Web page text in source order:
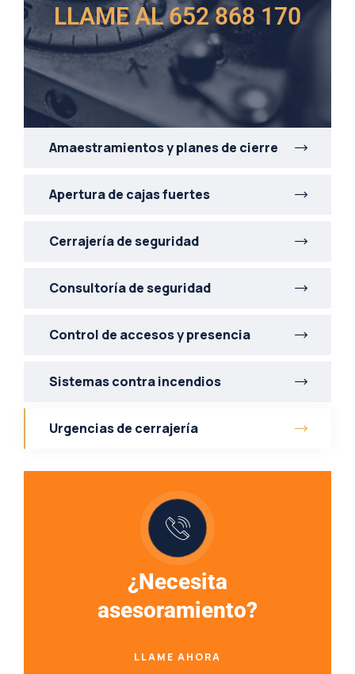
LLAME AL 652 868 170
Amaestramientos y planes de cierre
Apertura de cajas fuertes
Cerrajería de seguridad
Consultoría de seguridad
Control de accesos y presencia
Sistemas contra incendios
Urgencias de cerrajería
¿Necesita
asesoramiento?
LLAME AHORA